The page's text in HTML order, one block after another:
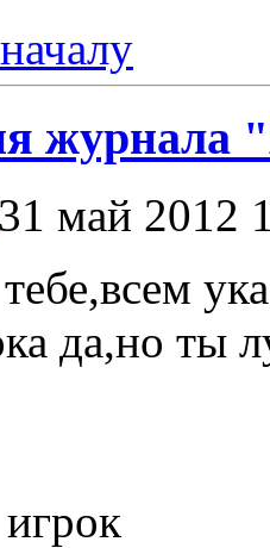
журнала
31 май 2012
да,но ты